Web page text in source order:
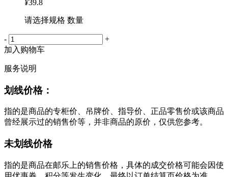
¥39.8
请选择规格 数量
-
+
加入购物车
服务说明
划线价格：
指的是商品的专柜价、吊牌价、指导价、正品零售价或该商品
曾经展示过的销售价等，并非商品的原价，仅供您参考。
未划线价格
指的是商品在邮乐上的销售价格，具体的成交价格可能会因使